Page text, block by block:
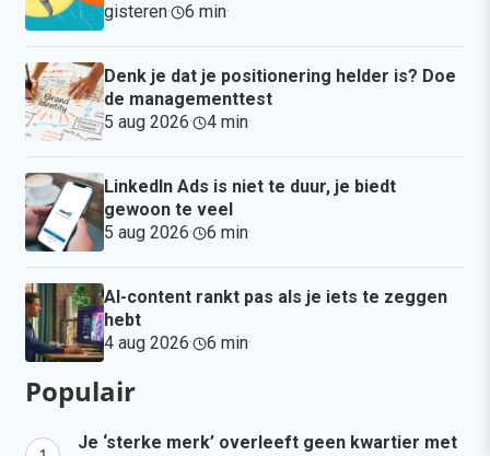
gisteren· 6 min·
Denk je dat je positionering helder is? Doe
de managementtest
5 aug 2026· 4 min·
LinkedIn Ads is niet te duur, je biedt
gewoon te veel
5 aug 2026· 6 min·
AI-content rankt pas als je iets te zeggen
hebt
4 aug 2026· 6 min·
Populair
Je ‘sterke merk’ overleeft geen kwartier met